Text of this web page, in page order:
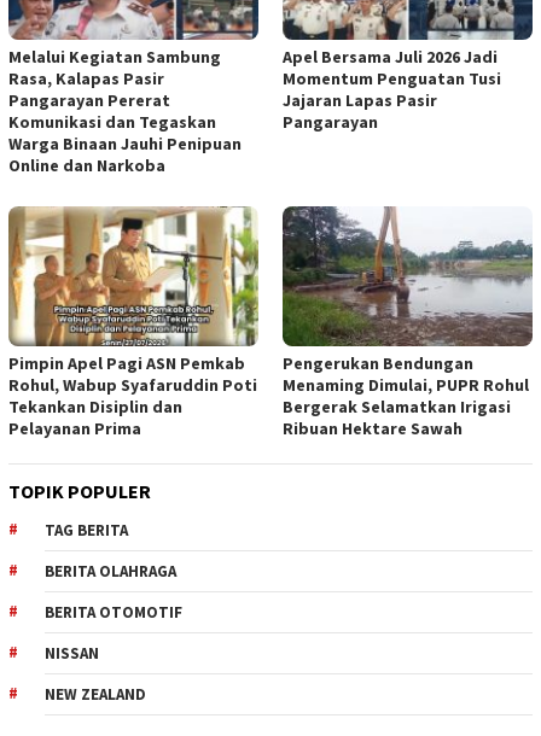
Melalui Kegiatan Sambung
Rasa, Kalapas Pasir
Pangarayan Pererat
Komunikasi dan Tegaskan
Warga Binaan Jauhi Penipuan
Online dan Narkoba
Apel Bersama Juli 2026 Jadi
Momentum Penguatan Tusi
Jajaran Lapas Pasir
Pangarayan
Pimpin Apel Pagi ASN Pemkab
Rohul, Wabup Syafaruddin Poti
Tekankan Disiplin dan
Pelayanan Prima
Pengerukan Bendungan
Menaming Dimulai, PUPR Rohul
Bergerak Selamatkan Irigasi
Ribuan Hektare Sawah
TOPIK POPULER
TAG BERITA
BERITA OLAHRAGA
BERITA OTOMOTIF
NISSAN
NEW ZEALAND